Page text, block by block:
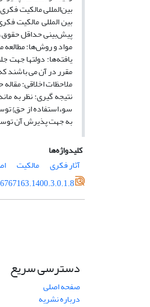
بین‌المللی مالکیت
بین المللی مالکیت
پیش‌بینی حداقل
مواد و روش‌ها: مطالعه
یافته‌ها: دولتها جهت
مقرر در آن می باشند
ملاحظات اخلاقی:
نتیجه گیری: نظر به
به جهت پذیرش آن
کلیدواژه‌ها
آثار فکری
مالکیت
دسترسی سریع
صفحه اصلی
درباره نشریه